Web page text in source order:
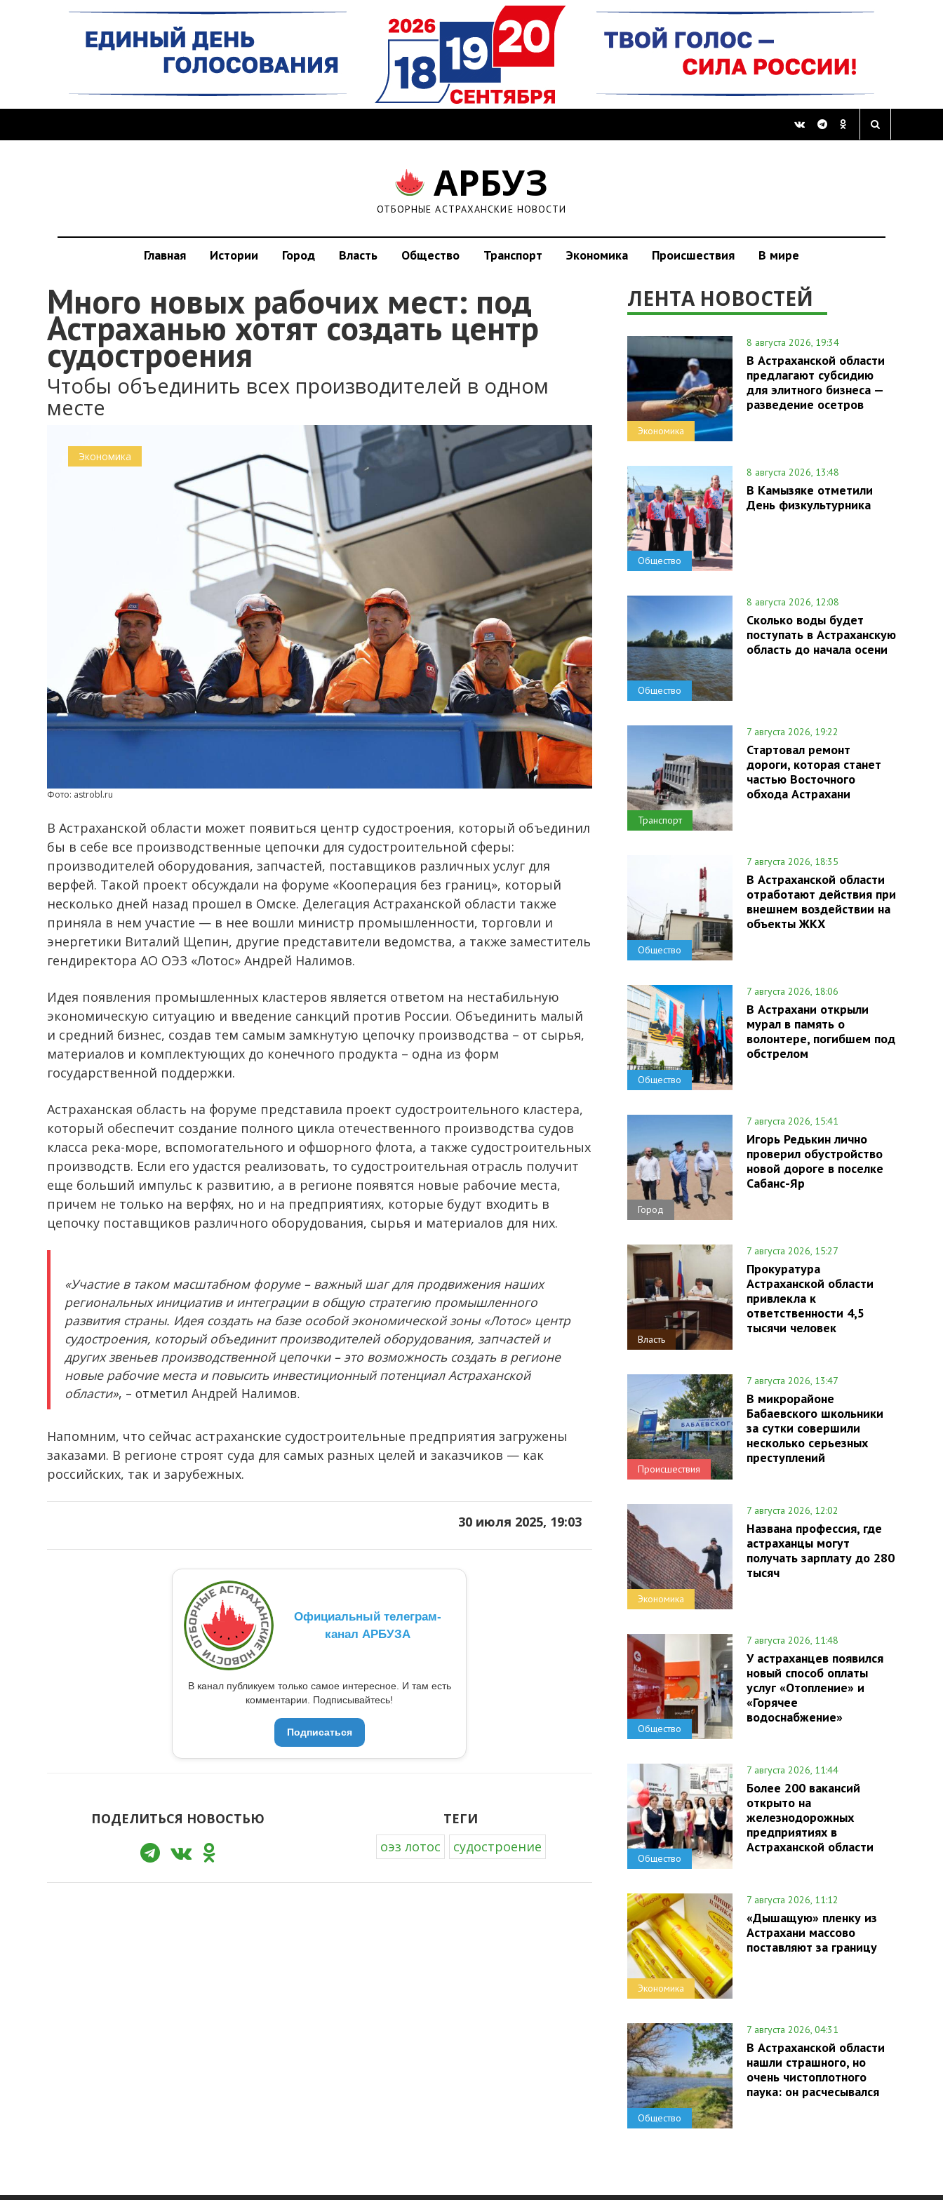
АРБУЗ
ОТБОРНЫЕ АСТРАХАНСКИЕ НОВОСТИ
Главная Истории Город Власть Общество Транспорт Экономика Происшествия В мире
Много новых рабочих мест: под
Астраханью хотят создать центр
судостроения
Чтобы объединить всех производителей в одном
месте
Экономика
Фото: astrobl.ru
В Астраханской области может появиться центр судостроения, который объединил
бы в себе все производственные цепочки для судостроительной сферы:
производителей оборудования, запчастей, поставщиков различных услуг для
верфей. Такой проект обсуждали на форуме «Кооперация без границ», который
несколько дней назад прошел в Омске. Делегация Астраханской области также
приняла в нем участие — в нее вошли министр промышленности, торговли и
энергетики Виталий Щепин, другие представители ведомства, а также заместитель
гендиректора АО ОЭЗ «Лотос» Андрей Налимов.
Идея появления промышленных кластеров является ответом на нестабильную
экономическую ситуацию и введение санкций против России. Объединить малый
и средний бизнес, создав тем самым замкнутую цепочку производства – от сырья,
материалов и комплектующих до конечного продукта – одна из форм
государственной поддержки.
Астраханская область на форуме представила проект судостроительного кластера,
который обеспечит создание полного цикла отечественного производства судов
класса река-море, вспомогательного и офшорного флота, а также судостроительных
производств. Если его удастся реализовать, то судостроительная отрасль получит
еще больший импульс к развитию, а в регионе появятся новые рабочие места,
причем не только на верфях, но и на предприятиях, которые будут входить в
цепочку поставщиков различного оборудования, сырья и материалов для них.
«Участие в таком масштабном форуме – важный шаг для продвижения наших
региональных инициатив и интеграции в общую стратегию промышленного
развития страны. Идея создать на базе особой экономической зоны «Лотос» центр
судостроения, который объединит производителей оборудования, запчастей и
других звеньев производственной цепочки – это возможность создать в регионе
новые рабочие места и повысить инвестиционный потенциал Астраханской
области», – отметил Андрей Налимов.
Напомним, что сейчас астраханские судостроительные предприятия загружены
заказами. В регионе строят суда для самых разных целей и заказчиков — как
российских, так и зарубежных.
30 июля 2025, 19:03
Официальный телеграм-
канал АРБУЗА
В канал публикуем только самое интересное. И там есть
комментарии. Подписывайтесь!
Подписаться
ПОДЕЛИТЬСЯ НОВОСТЬЮ
ТЕГИ
оэз лотос
судостроение
ЛЕНТА НОВОСТЕЙ
Экономика
8 августа 2026, 19:34
В Астраханской области
предлагают субсидию
для элитного бизнеса —
разведение осетров
Общество
8 августа 2026, 13:48
В Камызяке отметили
День физкультурника
Общество
8 августа 2026, 12:08
Сколько воды будет
поступать в Астраханскую
область до начала осени
Транспорт
7 августа 2026, 19:22
Стартовал ремонт
дороги, которая станет
частью Восточного
обхода Астрахани
Общество
7 августа 2026, 18:35
В Астраханской области
отработают действия при
внешнем воздействии на
объекты ЖКХ
Общество
7 августа 2026, 18:06
В Астрахани открыли
мурал в память о
волонтере, погибшем под
обстрелом
Город
7 августа 2026, 15:41
Игорь Редькин лично
проверил обустройство
новой дороге в поселке
Сабанс-Яр
Власть
7 августа 2026, 15:27
Прокуратура
Астраханской области
привлекла к
ответственности 4,5
тысячи человек
Происшествия
7 августа 2026, 13:47
В микрорайоне
Бабаевского школьники
за сутки совершили
несколько серьезных
преступлений
Экономика
7 августа 2026, 12:02
Названа профессия, где
астраханцы могут
получать зарплату до 280
тысяч
Общество
7 августа 2026, 11:48
У астраханцев появился
новый способ оплаты
услуг «Отопление» и
«Горячее
водоснабжение»
Общество
7 августа 2026, 11:44
Более 200 вакансий
открыто на
железнодорожных
предприятиях в
Астраханской области
Экономика
7 августа 2026, 11:12
«Дышащую» пленку из
Астрахани массово
поставляют за границу
Общество
7 августа 2026, 04:31
В Астраханской области
нашли страшного, но
очень чистоплотного
паука: он расчесывался